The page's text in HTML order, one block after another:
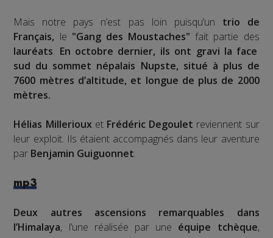
Mais notre pays n’est pas loin puisqu’un trio de
Français, le "Gang des Moustaches"fait partie des
lauréats. En octobre dernier, ils ont gravi la face
sud du sommet népalais Nupste, situé à plus de
7600 mètres d’altitude, et longue de plus de 2000
mètres.
Hélias Milleriouxet Frédéric Degoulet reviennent sur
leur exploit. Ils étaient accompagnés dans leur aventure
par Benjamin Guiguonnet.
mp3
Deux autres ascensions remarquables dans
l’Himalaya, l’une réalisée par une équipe tchèque,